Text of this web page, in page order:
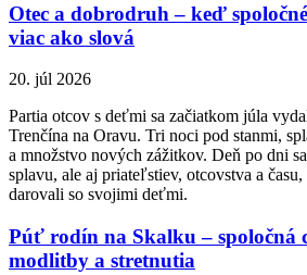
Otec a dobrodruh – keď
viac ako slová
20. júl 2026
Partia otcov s deťmi sa začiatkom júla
Trenčína na Oravu. Tri noci pod stanmi,
a množstvo nových zážitkov. Deň po dni
splavu, ale aj priateľstiev, otcovstva a
darovali so svojimi deťmi.
Púť rodín na Skalku – spoločná
modlitby a stretnutia